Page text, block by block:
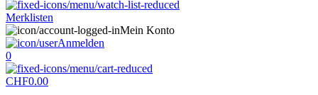
Merklisten
Mein Konto
Anmelden
0
CHF0.00